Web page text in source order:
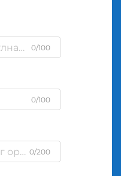
0/100
0/100
0/200